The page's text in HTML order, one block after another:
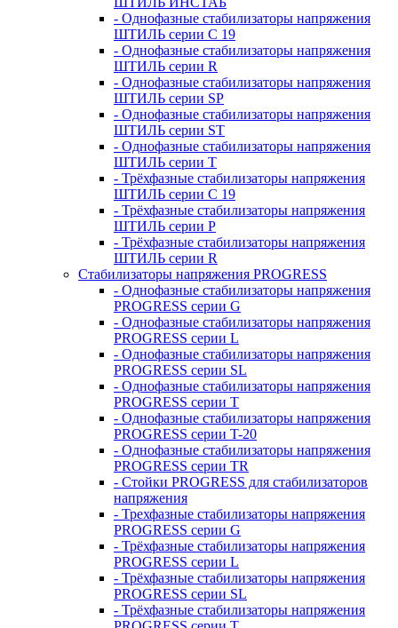
- Однофазные стабилизаторы напряжения
ШТИЛЬ серии C 19
- Однофазные стабилизаторы напряжения
ШТИЛЬ серии R
- Однофазные стабилизаторы напряжения
ШТИЛЬ серии SP
- Однофазные стабилизаторы напряжения
ШТИЛЬ серии ST
- Однофазные стабилизаторы напряжения
ШТИЛЬ серии T
- Трёхфазные стабилизаторы напряжения
ШТИЛЬ серии C 19
- Трёхфазные стабилизаторы напряжения
ШТИЛЬ серии P
- Трёхфазные стабилизаторы напряжения
ШТИЛЬ серии R
Стабилизаторы напряжения PROGRESS
- Однофазные стабилизаторы напряжения
PROGRESS серии G
- Однофазные стабилизаторы напряжения
PROGRESS серии L
- Однофазные стабилизаторы напряжения
PROGRESS серии SL
- Однофазные стабилизаторы напряжения
PROGRESS серии T
- Однофазные стабилизаторы напряжения
PROGRESS серии T-20
- Однофазные стабилизаторы напряжения
PROGRESS серии TR
- Стойки PROGRESS для стабилизаторов
напряжения
- Трехфазные стабилизаторы напряжения
PROGRESS серии G
- Трёхфазные стабилизаторы напряжения
PROGRESS серии L
- Трёхфазные стабилизаторы напряжения
PROGRESS серии SL
- Трёхфазные стабилизаторы напряжения